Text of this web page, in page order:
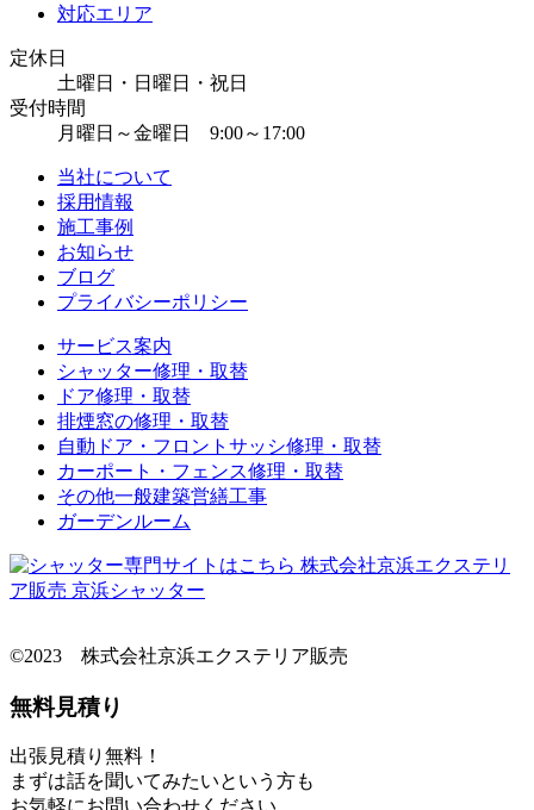
対応エリア
定休日
土曜日・日曜日・祝日
受付時間
月曜日～金曜日 9:00～17:00
当社について
採用情報
施工事例
お知らせ
ブログ
プライバシーポリシー
サービス案内
シャッター修理・取替
ドア修理・取替
排煙窓の修理・取替
自動ドア・フロントサッシ修理・取替
カーポート・フェンス修理・取替
その他一般建築営繕工事
ガーデンルーム
©2023 株式会社京浜エクステリア販売
無料見積り
出張見積り無料！
まずは話を聞いてみたいという方も